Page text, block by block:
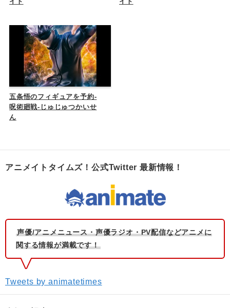
五条悟のフィギュアを予約-
呪術廻戦-じゅじゅつかいせ
ん
アニメイトタイムズ！公式Twitter 最新情報！
声優/アニメニュース・声優ラジオ・PV配信などアニメに
関する情報が満載です！
Tweets by animatetimes